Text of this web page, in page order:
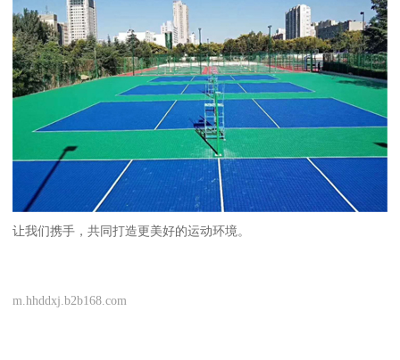
让我们携手，共同打造更美好的运动环境。
m.hhddxj.b2b168.com